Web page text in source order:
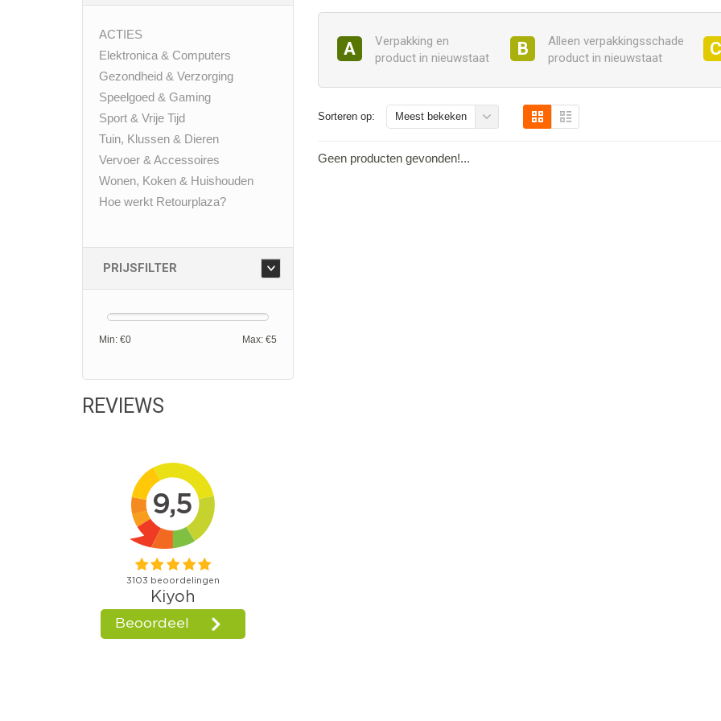
ACTIES
Elektronica & Computers
Gezondheid & Verzorging
Speelgoed & Gaming
Sport & Vrije Tijd
Tuin, Klussen & Dieren
Vervoer & Accessoires
Wonen, Koken & Huishouden
Hoe werkt Retourplaza?
PRIJSFILTER
Min: €0 Max: €5
REVIEWS
A
Verpakking en
product in nieuwstaat
B
Alleen verpakkingsschade
product in nieuwstaat
Sorteren op: Meest bekeken
Geen producten gevonden!...